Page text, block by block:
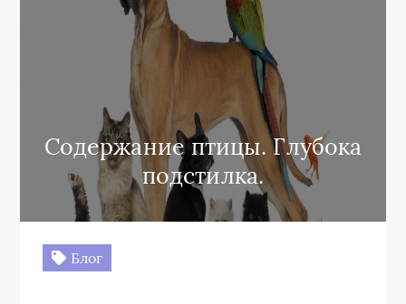
Содержание птицы. Глубока
подстилка.
Блог